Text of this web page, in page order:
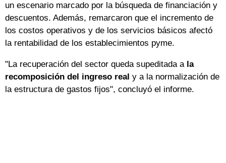
un escenario marcado por la búsqueda de financiación y
descuentos. Además, remarcaron que el incremento de
los costos operativos y de los servicios básicos afectó
la rentabilidad de los establecimientos pyme.
"La recuperación del sector queda supeditada a la
recomposición del ingreso real y a la normalización de
la estructura de gastos fijos", concluyó el informe.